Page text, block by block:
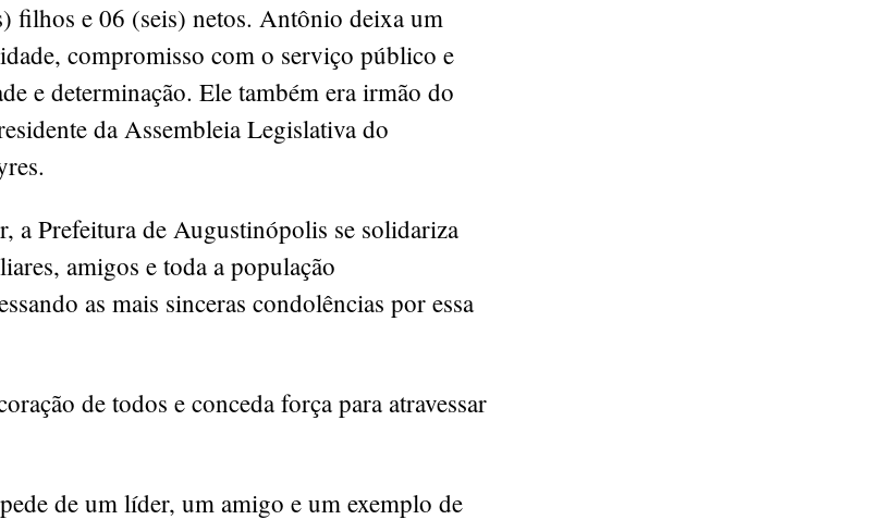
filhos e 06 (seis) netos. Antônio deixa um
compromisso com o serviço público e
e determinação. Ele também era irmão do
da Assembleia Legislativa do
a Prefeitura de Augustinópolis se solidariza
amigos e toda a população
as mais sinceras condolências por essa
de todos e conceda força para atravessar
de um líder, um amigo e um exemplo de